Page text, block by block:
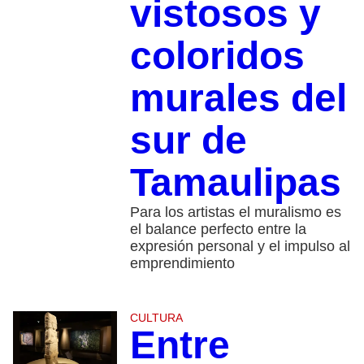
vistosos y
coloridos
murales del
sur de
Tamaulipas
Para los artistas el muralismo es
el balance perfecto entre la
expresión personal y el impulso al
emprendimiento
CULTURA
Entre